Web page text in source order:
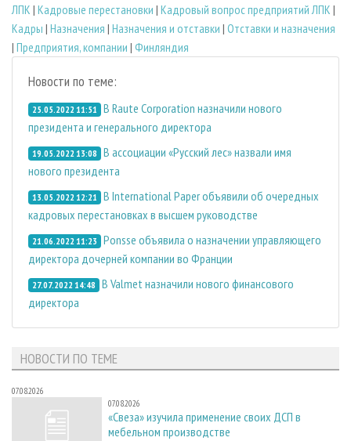
ЛПК | Кадровые перестановки | Кадровый вопрос предприятий ЛПК |
Кадры | Назначения | Назначения и отставки | Отставки и назначения
| Предприятия, компании | Финляндия
Новости по теме:
25.05.2022 11:51 В Raute Corporation назначили нового
президента и генерального директора
19.05.2022 13:08 В ассоциации «Русский лес» назвали имя
нового президента
13.05.2022 12:21 В International Paper объявили об очередных
кадровых перестановках в высшем руководстве
21.06.2022 11:23 Ponsse объявила о назначении управляющего
директора дочерней компании во Франции
27.07.2022 14:48 В Valmet назначили нового финансового
директора
НОВОСТИ ПО ТЕМЕ
07.08.2026
07.08.2026
«Свеза» изучила применение своих ДСП в
мебельном производстве